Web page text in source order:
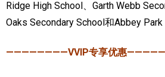
Ridge High School、Garth Webb
Oaks Secondary School和Abbey Park
————————VVIP专享优惠